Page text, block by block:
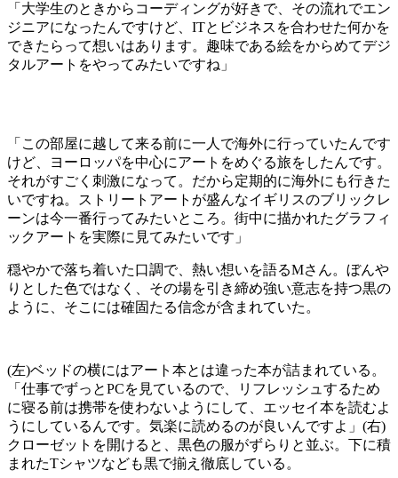
「大学生のときからコーディングが好きで、その流れでエン
ジニアになったんですけど、ITとビジネスを合わせた何かを
できたらって想いはあります。趣味である絵をからめてデジ
タルアートをやってみたいですね」
「この部屋に越して来る前に一人で海外に行っていたんです
けど、ヨーロッパを中心にアートをめぐる旅をしたんです。
それがすごく刺激になって。だから定期的に海外にも行きた
いですね。ストリートアートが盛んなイギリスのブリックレ
ーンは今一番行ってみたいところ。街中に描かれたグラフィ
ックアートを実際に見てみたいです」
穏やかで落ち着いた口調で、熱い想いを語るMさん。ぼんや
りとした色ではなく、その場を引き締め強い意志を持つ黒の
ように、そこには確固たる信念が含まれていた。
(左)ベッドの横にはアート本とは違った本が詰まれている。
「仕事でずっとPCを見ているので、リフレッシュするため
に寝る前は携帯を使わないようにして、エッセイ本を読むよ
うにしているんです。気楽に読めるのが良いんですよ」(右)
クローゼットを開けると、黒色の服がずらりと並ぶ。下に積
まれたTシャツなども黒で揃え徹底している。